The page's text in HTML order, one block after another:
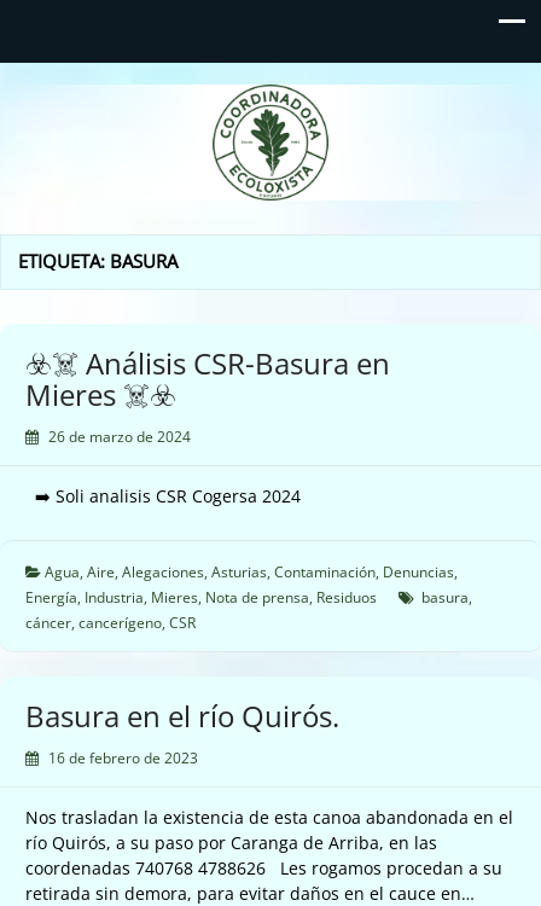
Coordinadora Ecoloxista
d'Asturies
ETIQUETA: BASURA
☣️☠️ Análisis CSR-Basura en
Mieres ☠️☣️
26 de marzo de 2024
➡️ Soli analisis CSR Cogersa 2024
Agua, Aire, Alegaciones, Asturias, Contaminación, Denuncias,
Energía, Industria, Mieres, Nota de prensa, Residuos basura,
cáncer, cancerígeno, CSR
Basura en el río Quirós.
16 de febrero de 2023
Nos trasladan la existencia de esta canoa abandonada en el
río Quirós, a su paso por Caranga de Arriba, en las
coordenadas 740768 4788626 Les rogamos procedan a su
retirada sin demora, para evitar daños en el cauce en…